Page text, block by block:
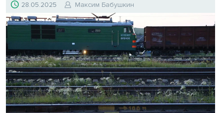
28.05.2025 Максим Бабушкин